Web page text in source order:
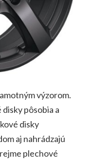
výzorom.
pôsobia a
disky
aj nahrádzajú
plechové